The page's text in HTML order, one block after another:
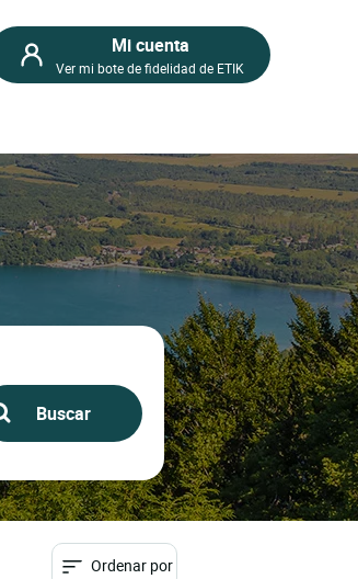
Mi cuenta
Ver mi bote de fidelidad de ETIK
Ordenar por